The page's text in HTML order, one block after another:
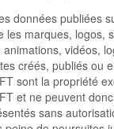
données publiées
les marques, logos,
vidéos,
créés, publiés ou
sont la propriété
et ne peuvent
sans